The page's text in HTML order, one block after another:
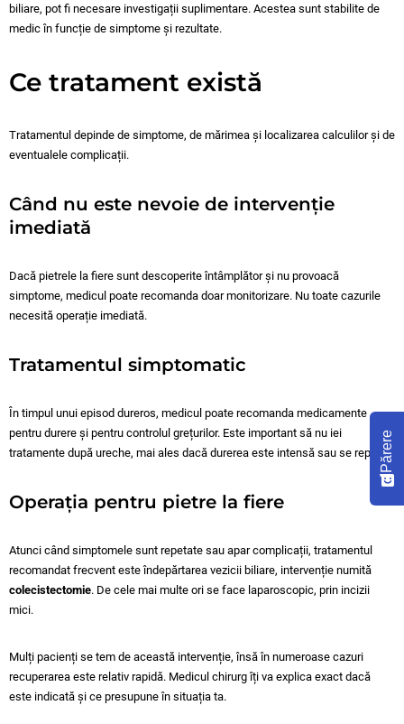
biliare, pot fi necesare investigații suplimentare. Acestea sunt stabilite de
medic în funcție de simptome și rezultate.
Ce tratament există
Tratamentul depinde de simptome, de mărimea și localizarea calculilor și de
eventualele complicații.
Când nu este nevoie de intervenție
imediată
Dacă pietrele la fiere sunt descoperite întâmplător și nu provoacă
simptome, medicul poate recomanda doar monitorizare. Nu toate cazurile
necesită operație imediată.
Tratamentul simptomatic
În timpul unui episod dureros, medicul poate recomanda medicamente
pentru durere și pentru controlul grețurilor. Este important să nu iei
tratamente după ureche, mai ales dacă durerea este intensă sau se repetă.
Operația pentru pietre la fiere
Atunci când simptomele sunt repetate sau apar complicații, tratamentul
recomandat frecvent este îndepărtarea vezicii biliare, intervenție numită
colecistectomie. De cele mai multe ori se face laparoscopic, prin incizii
mici.
Mulți pacienți se tem de această intervenție, însă în numeroase cazuri
recuperarea este relativ rapidă. Medicul chirurg îți va explica exact dacă
este indicată și ce presupune în situația ta.
Părere